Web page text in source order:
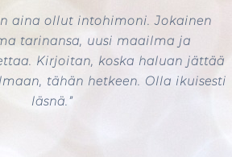
aina ollut intohimoni. Jokainen
tarinansa, uusi maailma ja
Kirjoitan, koska haluan jättää
tähän hetkeen. Olla ikuisesti
läsnä.”